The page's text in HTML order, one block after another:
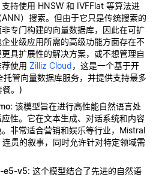
持使用 HNSW 和 IVFFlat 等算法进
）搜索。但由于它只是传统搜索的
专门构建的向量数据库，因此在可扩
业级应用所需的高级功能方面存在不
具扩展性的解决方案，或不想管理自
使用 Zilliz Cloud，这是一个基于开
托管向量数据库服务，并提供支持最多
。)
: 该模型旨在进行高性能自然语言处
性。它在文本生成、对话系统和内容
非常适合营销和娱乐等行业，Mistral
贯的叙事，同时允许针对特定领域需
e5-v5: 这个模型结合了先进的自然语